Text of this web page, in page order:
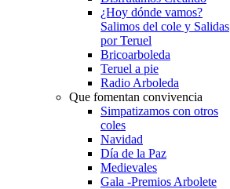
¿Hoy dónde vamos?
Salimos del cole y Salidas
por Teruel
Bricoarboleda
Teruel a pie
Radio Arboleda
Que fomentan convivencia
Simpatizamos con otros
coles
Navidad
Día de la Paz
Medievales
Gala -Premios Arbolete